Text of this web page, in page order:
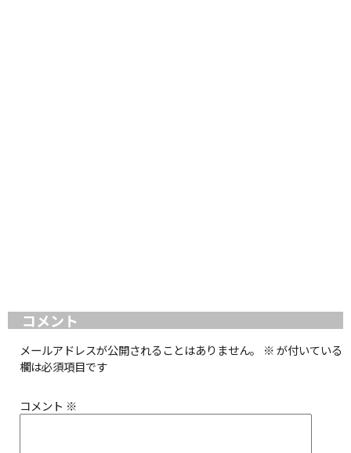
コメント
メールアドレスが公開されることはありません。 ※が付いている
欄は必須項目です
コメント ※